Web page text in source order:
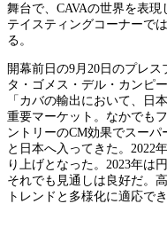
舞台で、CAVAの世界を表現
テイスティングコーナーで
る。
開幕前日の9月20日のプレ
タ・ゴメス・デル・カンピ
「カバの輸出において、日
重要マーケット。なかでも
ントリーのCM効果でスー
と日本へ入ってきた。2022
り上げとなった。2023年は
それでも見通しは良好だ。
トレンドと多様化に適応でき